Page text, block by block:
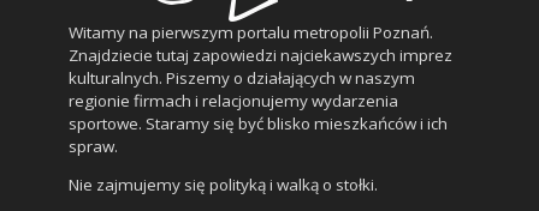
Witamy na pierwszym portalu metropolii Poznań.
Znajdziecie tutaj zapowiedzi najciekawszych imprez
kulturalnych. Piszemy o działających w naszym
regionie firmach i relacjonujemy wydarzenia
sportowe. Staramy się być blisko mieszkańców i ich
spraw.
Nie zajmujemy się polityką i walką o stołki.